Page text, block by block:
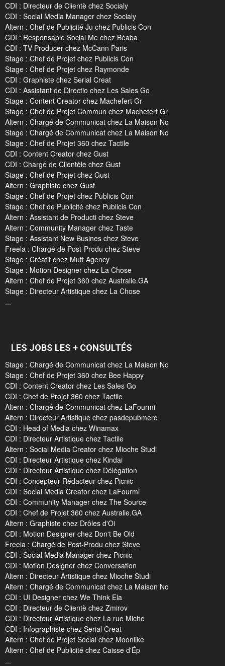
CDI : Directeur de Clientè chez Socialy
CDI : Social Media Manager chez Socialy
Altern : Chef de Publicité Ju chez Publicis Con
CDI : Responsable Social Me chez Béaba
CDI : TV Producer chez McCann Paris
Stage : Chef de Projet chez Publicis Con
Stage : Chef de Projet chez Raymonde
CDI : Graphiste chez Serial Creat
CDI : Assistant de Directio chez Les Sales Go
Stage : Content Creator chez Machefert Gr
Stage : Chef de Projet Commun chez Machefert Gr
Altern : Chargé de Communicat chez La Maison No
Stage : Chargé de Communicat chez La Maison No
Stage : Chef de Projet 360 chez Tactile
CDI : Content Creator chez Gust
CDI : Chargé de Clientèle chez Gust
Stage : Chef de Projet chez Gust
Altern : Graphiste chez Gust
Stage : Chef de Projet chez Publicis Con
Stage : Chef de Publicité chez Publicis Con
Altern : Assistant de Producti chez Steve
Altern : Community Manager chez Taste
Stage : Assistant New Busines chez Steve
Freela : Chargé de Post-Produ chez Steve
Stage : Créatif chez Mutt Agency
Stage : Motion Designer chez La Chose
Altern : Chef de Projet 360 chez Australie.GA
Stage : Directeur Artistique chez La Chose
...
LES JOBS LES + CONSULTÉS
Stage : Chargé de Communicat chez La Maison No
Stage : Chef de Projet 360 chez Bee Happy
CDI : Content Creator chez Les Sales Go
CDI : Chef de Projet 360 chez Tactile
Altern : Chargé de Communicat chez LaFourmi
Altern : Directeur Artistique chez pasdepubmerc
CDI : Head of Media chez Winamax
CDI : Directeur Artistique chez Tactile
Altern : Social Media Creator chez Mioche Studi
CDI : Directeur Artistique chez Kindai
CDI : Directeur Artistique chez Délégation
CDI : Concepteur Rédacteur chez Picnic
CDI : Social Media Creator chez LaFourmi
CDI : Community Manager chez The Source
CDI : Chef de Projet 360 chez Australie.GA
Altern : Graphiste chez Drôles d'Oi
CDI : Motion Designer chez Don't Be Old
Freela : Chargé de Post-Produ chez Steve
CDI : Social Media Manager chez Picnic
CDI : Motion Designer chez Conversation
Altern : Directeur Artistique chez Mioche Studi
Altern : Chargé de Communicat chez La Maison No
CDI : UI Designer chez We Think Ela
CDI : Directeur de Clientè chez Zmirov
CDI : Directeur Artistique chez La rue Miche
CDI : Infographiste chez Serial Creat
Altern : Chef de Projet Social chez Moonlike
Altern : Chef de Publicité chez Caisse d'Ép
...